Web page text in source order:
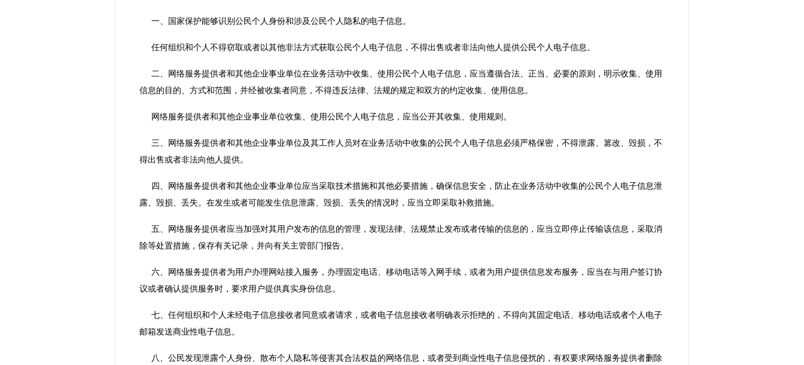
一、国家保护能够识别公民个人身份和涉及公民个人隐私的电子信息。
任何组织和个人不得窃取或者以其他非法方式获取公民个人电子信息，不得出售或者非法向他人提供公民个人电子信息。
二、网络服务提供者和其他企业事业单位在业务活动中收集、使用公民个人电子信息，应当遵循合法、正当、必要的原则，明示收集、使用
信息的目的、方式和范围，并经被收集者同意，不得违反法律、法规的规定和双方的约定收集、使用信息。
网络服务提供者和其他企业事业单位收集、使用公民个人电子信息，应当公开其收集、使用规则。
三、网络服务提供者和其他企业事业单位及其工作人员对在业务活动中收集的公民个人电子信息必须严格保密，不得泄露、篡改、毁损，不
得出售或者非法向他人提供。
四、网络服务提供者和其他企业事业单位应当采取技术措施和其他必要措施，确保信息安全，防止在业务活动中收集的公民个人电子信息泄
露、毁损、丢失。在发生或者可能发生信息泄露、毁损、丢失的情况时，应当立即采取补救措施。
五、网络服务提供者应当加强对其用户发布的信息的管理，发现法律、法规禁止发布或者传输的信息的，应当立即停止传输该信息，采取消
除等处置措施，保存有关记录，并向有关主管部门报告。
六、网络服务提供者为用户办理网站接入服务，办理固定电话、移动电话等入网手续，或者为用户提供信息发布服务，应当在与用户签订协
议或者确认提供服务时，要求用户提供真实身份信息。
七、任何组织和个人未经电子信息接收者同意或者请求，或者电子信息接收者明确表示拒绝的，不得向其固定电话、移动电话或者个人电子
邮箱发送商业性电子信息。
八、公民发现泄露个人身份、散布个人隐私等侵害其合法权益的网络信息，或者受到商业性电子信息侵扰的，有权要求网络服务提供者删除